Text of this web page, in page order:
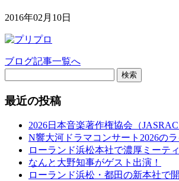
2016年02月10日
ブログ記事一覧へ
検索
最近の投稿
2026日本音楽著作権協会（
N響大河ドラマコンサート2026の
ローランド浜松本社で濃厚ミーテ
なんと大野知事がゲスト出演！
ローランド浜松・都田の新本社で開